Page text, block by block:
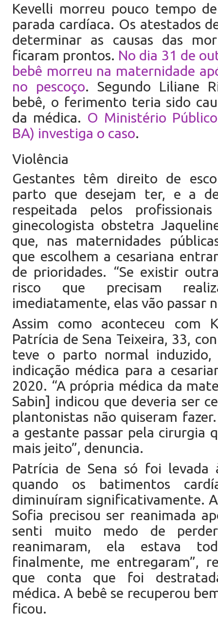
Kevelli morreu pouco tempo
parada cardíaca. Os atestados
determinar as causas das
ficaram prontos. No dia 31 de
bebê morreu na maternidade
no pescoço. Segundo Liliane
bebê, o ferimento teria sido
da médica. O Ministério
BA) investiga o caso.
Violência
Gestantes têm direito de
parto que desejam ter, e a
respeitada pelos
ginecologista obstetra
que, nas maternidades
que escolhem a cesariana
de prioridades. “Se existir
risco que precisam
imediatamente, elas vão passar
Assim como aconteceu com
Patrícia de Sena Teixeira, 33,
teve o parto normal induzido,
indicação médica para a
2020. “A própria médica da
Sabin] indicou que deveria ser
plantonistas não quiseram
a gestante passar pela cirurgia
mais jeito”, denuncia.
Patrícia de Sena só foi levada
quando os batimentos
diminuíram significativamente.
Sofia precisou ser reanimada
senti muito medo de
reanimaram, ela estava
finalmente, me entregaram”,
que conta que foi
médica. A bebê se recuperou
ficou.